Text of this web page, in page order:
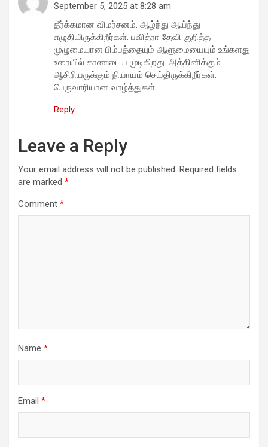
September 5, 2025 at 8:28 am
தீர்க்கமான விமர்சனம். ஆழ்ந்து ஆய்ந்து
எழுதியிருக்கிறீர்கள். பவித்ரா தேவி குறித்த
முழுமையான பிம்பத்தையும் ஆளுமையையும் உங்களது
உரையில் காணடைய முடிகிறது. அத்தினிக்கும்
ஆசிரியருக்கும் நியாயம் செய்திருக்கிறீர்கள்.
பெருவாரியான வாழ்த்துகள்.
Reply
Leave a Reply
Your email address will not be published. Required fields
are marked *
Comment *
Name *
Email *